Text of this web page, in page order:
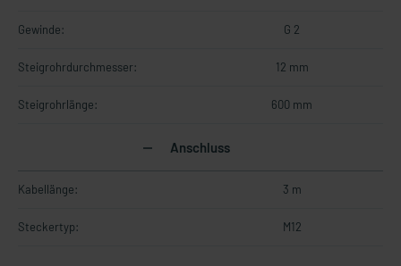
Gewinde: G 2
Steigrohrdurchmesser: 12 mm
Steigrohrlänge: 600 mm
Anschluss
Kabellänge: 3 m
Steckertyp: M12